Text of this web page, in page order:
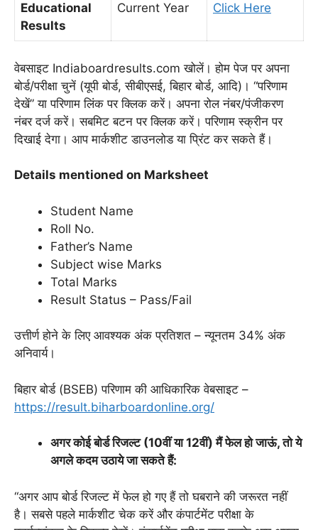
Educational
Results
Current Year Click Here
वेबसाइट Indiaboardresults.com खोलें। होम पेज पर अपना
बोर्ड/परीक्षा चुनें (यूपी बोर्ड, सीबीएसई, बिहार बोर्ड, आदि)। “परिणाम
देखें” या परिणाम लिंक पर क्लिक करें। अपना रोल नंबर/पंजीकरण
नंबर दर्ज करें। सबमिट बटन पर क्लिक करें। परिणाम स्क्रीन पर
दिखाई देगा। आप मार्कशीट डाउनलोड या प्रिंट कर सकते हैं।
Details mentioned on Marksheet
Student Name
Roll No.
Father’s Name
Subject wise Marks
Total Marks
Result Status – Pass/Fail
उत्तीर्ण होने के लिए आवश्यक अंक प्रतिशत – न्यूनतम 34% अंक
अनिवार्य।
बिहार बोर्ड (BSEB) परिणाम की आधिकारिक वेबसाइट –
https://result.biharboardonline.org/
अगर कोई बोर्ड रिजल्ट (10वीं या 12वीं) मैं फेल हो जाऊं, तो ये
अगले कदम उठाये जा सकते हैं:
“अगर आप बोर्ड रिजल्ट में फेल हो गए हैं तो घबराने की जरूरत नहीं
है। सबसे पहले मार्कशीट चेक करें और कंपार्टमेंट परीक्षा के